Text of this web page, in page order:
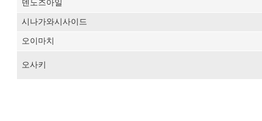
덴노즈아일
시나가와시사이드
오이마치
오사키